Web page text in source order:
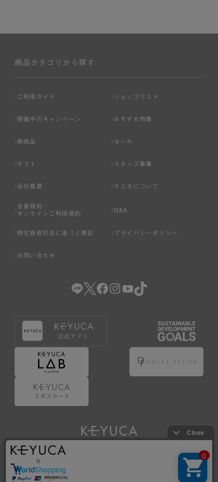
ません。
ページへの入力、または弊社が別途指定する方法に従って
基づき判断した場合は、弊社は、その登録を取り消すこと
のいずれかの事由に該当する場合は、その登録を拒否し、
または事前に通知することなく一旦なされた登録を取り消
いる場合。
（5） その他、本規約または個別規定に違反した場合。
4.会員登録が取り消された場合においても、当該会員は、
弊社とのお取引等により既に発生した支払義務等の取引上
の義務および本規約上の義務の履行責任を免れないものと
します。
5.仮登録とは、ケユカが提供するアプリ等でサービスを利
用するための簡易的な会員登録（以下「仮登録」といいま
6.仮登録をすることで、第9条のポイント付与を受けるこ
とができます。
7.仮登録状態はポイントの利用は行えず、第3条1項の通り
に登録完了することでポイント利用が行えるようになりま
す。
商品カテゴリから探す
ご利用ガイド ショップリスト
開催中のキャンペーン おすすめ特集
新商品 セール
ギフト スタッフ募集
会社概要 ケユカについて
会員規約・
オンラインご利用規約
Q&A
特定商取引法に基づく表記 プライバシーポリシー
お問い合わせ
Copyright © KAWAJUN Co., Ltd. All Rights Reserved.